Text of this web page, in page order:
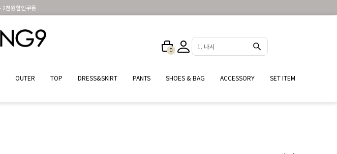
배송쿠폰
0 2. 원피스
OUTER TOP DRESS&SKIRT PANTS SHOES & BAG ACCESSORY
SET ITEM
여름철 필수 데일리 셔츠